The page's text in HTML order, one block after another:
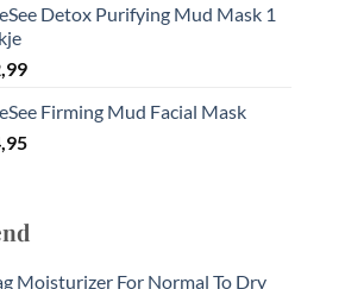
Detox Purifying Mud Mask 1
Firming Mud Facial Mask
Moisturizer For Normal To Dry